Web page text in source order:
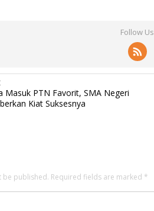
Follow Us
Masuk PTN Favorit, SMA Negeri
Kiat Suksesnya
be published. Required fields are marked *